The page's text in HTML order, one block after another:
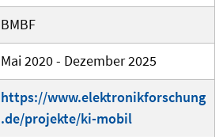
BMBF
Mai 2020 - Dezember 2025
https://www.elektronikforschung
.de/projekte/ki-mobil